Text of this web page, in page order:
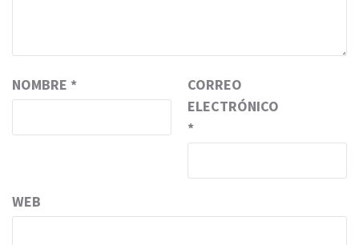
NOMBRE *
CORREO
ELECTRÓNICO
*
WEB